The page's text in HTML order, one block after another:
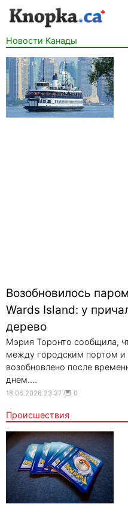
Новости Канады
Возобновилось
Wards Island: у
дерево
Мэрия Торонто сообщила,
между городским портом и
возобновлено после
днем....
18.06.2026 23:37 0
Происшествия